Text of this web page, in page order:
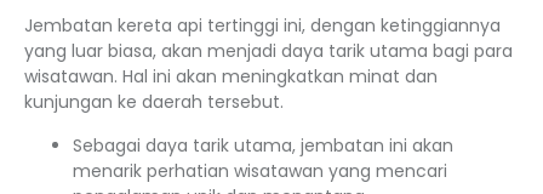
Jembatan kereta api tertinggi ini, dengan ketinggiannya
yang luar biasa, akan menjadi daya tarik utama bagi para
wisatawan. Hal ini akan meningkatkan minat dan
kunjungan ke daerah tersebut.
Sebagai daya tarik utama, jembatan ini akan
menarik perhatian wisatawan yang mencari